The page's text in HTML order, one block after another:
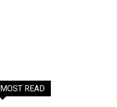
MOST READ